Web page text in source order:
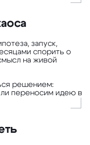
запуск,
спорить о
на живой
решением:
переносим идею в